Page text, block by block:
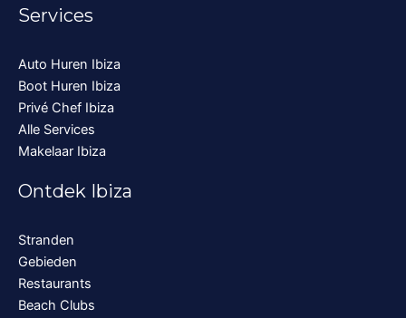
Services
Auto Huren Ibiza
Boot Huren Ibiza
Privé Chef Ibiza
Alle Services
Makelaar Ibiza
Ontdek Ibiza
Stranden
Gebieden
Restaurants
Beach Clubs